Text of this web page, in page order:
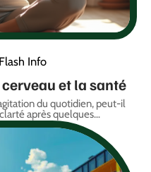
Flash Info
et la santé
du quotidien, peut-il
après quelques…